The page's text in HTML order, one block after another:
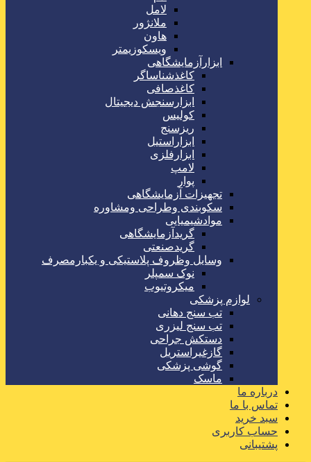
لامل
ملانژور
هاون
ویسکوزیمتر
ابزارآزمایشگاهی
کاغذشناساگر
کاغذصافی
ابزارسنجش دیجیتال
کولیس
ریزسنج
ابزاراستیل
ابزارفلزی
لامپ
پوار
تجهیزات آزمایشگاهی
سکوبندی وطراحی ومشاوره
موادشیمیایی
گریدآزمایشگاهی
گریدصنعتی
وسایل وظروف پلاستیکی و یکبارمصرف
نوک سمپلر
میکروتیوب
لوازم پزشکی
تب سنج دهانی
تب سنج لیزری
دستکش جراحی
گازغیراستریل
گوشی پزشکی
ماسک
درباره ما
تماس با ما
سبد خرید
حساب کاربری
پشتیبانی